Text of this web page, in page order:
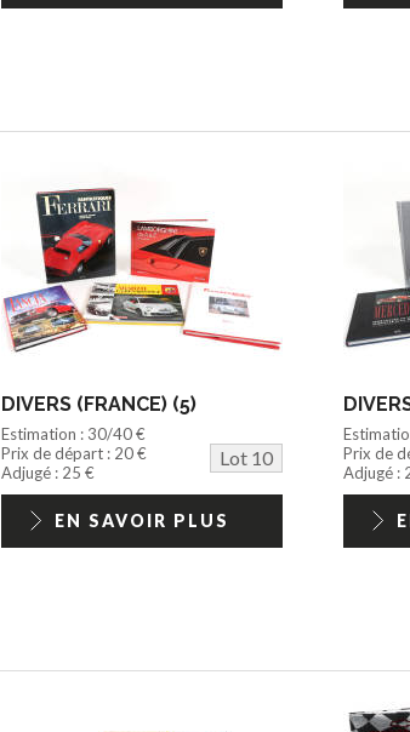
DIVERS (FRANCE) (5)
Estimation : 30/40 €
Prix de départ : 20 €
Lot 10
Adjugé : 25 €
EN SAVOIR PLUS
Prix de
Adjugé :